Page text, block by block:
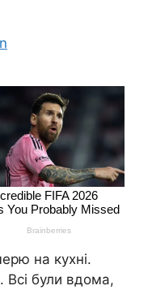
на кухні.
Всі були вдома,